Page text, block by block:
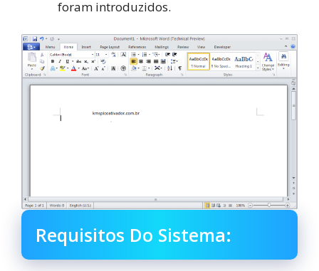
foram introduzidos.
Requisitos Do Sistema: